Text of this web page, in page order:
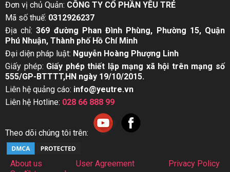
Đơn vị chủ Quản: CÔNG TY CỔ PHẦN YÊU TRẺ
Mã số thuế: 0312926237
Địa chỉ:369 đường Phan Đình Phùng, Phường 15, Quận
Phú Nhuận, Thành phố Hồ Chí Minh
Đại diện pháp luật: Nguyễn Hoàng Phượng Linh
Giấy phép: Giấy phép thiết lập mạng xã hội trên mạng số
555/GP-BTTTT,HN ngày 19/10/2015.
Liên hệ quảng cáo: info@yeutre.vn
Liên hệ Hotline: 028 66 888 99
Theo dõi chúng tôi trên:
About us User Agreement
Privacy Policy